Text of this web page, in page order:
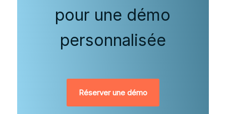
pour une démo
personnalisée
Réserver une démo